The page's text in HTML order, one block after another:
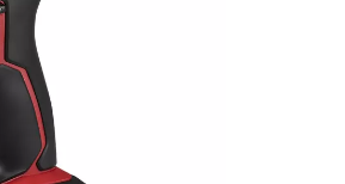
Herramientas eléctricas PROFESSIONAL
Herramientas de jardín PROFESSIONAL
Todos los productos Power X-Change